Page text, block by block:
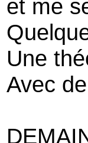
et me
Une
Avec